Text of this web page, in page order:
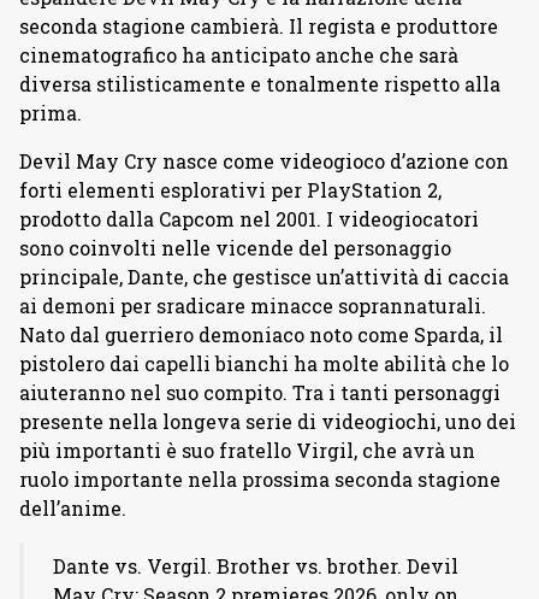
seconda stagione cambierà. Il regista e produttore
cinematografico ha anticipato anche che sarà
diversa stilisticamente e tonalmente rispetto alla
prima.
Devil May Cry nasce come videogioco d’azione con
forti elementi esplorativi per PlayStation 2,
prodotto dalla Capcom nel 2001. I videogiocatori
sono coinvolti nelle vicende del personaggio
principale, Dante, che gestisce un’attività di caccia
ai demoni per sradicare minacce soprannaturali.
Nato dal guerriero demoniaco noto come Sparda, il
pistolero dai capelli bianchi ha molte abilità che lo
aiuteranno nel suo compito. Tra i tanti personaggi
presente nella longeva serie di videogiochi, uno dei
più importanti è suo fratello Virgil, che avrà un
ruolo importante nella prossima seconda stagione
dell’anime.
Dante vs. Vergil. Brother vs. brother. Devil